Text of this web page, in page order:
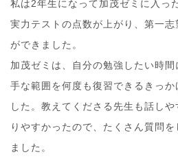
私は2年生になって加茂ゼミに入っ
実力テストの点数が上がり、第一志
ができました。
加茂ゼミは、自分の勉強したい時
手な範囲を何度も復習できるきっか
した。教えてくださる先生も話し
りやすかったので、たくさん質問
ました。